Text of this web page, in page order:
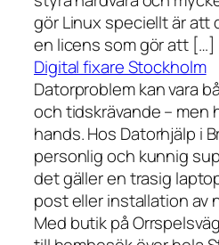
gör Linux speciellt är att
en licens som gör att […]
Digital fixare Stockholm
Datorproblem kan vara
och tidskrävande – men
hands. Hos Datorhjälp i
personlig och kunnig
det gäller en trasig
post eller installation av
Med butik på